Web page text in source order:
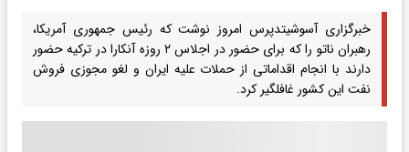
خبرگزاری آسوشیتدپرس امروز نوشت که رئیس جمهوری آمریکا،
رهبران ناتو را که برای حضور در اجلاس ۲ روزه آنکارا در ترکیه حضور
دارند با انجام اقداماتی از حملات علیه ایران و لغو مجوزی فروش
نفت این کشور غافلگیر کرد.